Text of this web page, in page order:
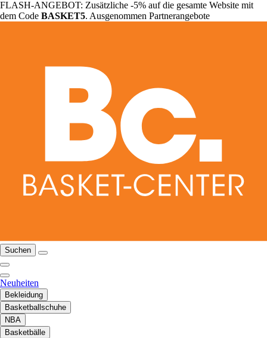
FLASH-ANGEBOT: Zusätzliche -5% auf die gesamte Website mit
dem Code BASKET5. Ausgenommen Partnerangebote
Suchen
Neuheiten
Bekleidung
Basketballschuhe
NBA
Basketbälle